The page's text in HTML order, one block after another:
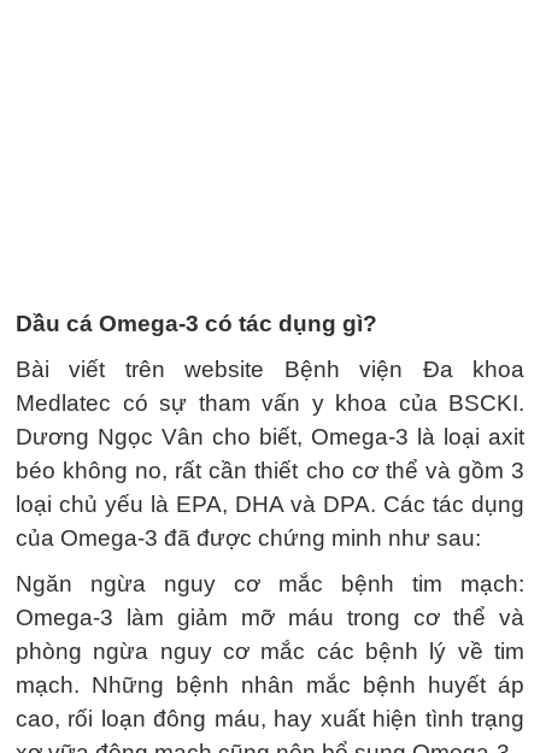
Dầu cá Omega-3 có tác dụng gì?
Bài viết trên website Bệnh viện Đa khoa
Medlatec có sự tham vấn y khoa của BSCKI.
Dương Ngọc Vân cho biết, Omega-3 là loại axit
béo không no, rất cần thiết cho cơ thể và gồm 3
loại chủ yếu là EPA, DHA và DPA. Các tác dụng
của Omega-3 đã được chứng minh như sau:
Ngăn ngừa nguy cơ mắc bệnh tim mạch:
Omega-3 làm giảm mỡ máu trong cơ thể và
phòng ngừa nguy cơ mắc các bệnh lý về tim
mạch. Những bệnh nhân mắc bệnh huyết áp
cao, rối loạn đông máu, hay xuất hiện tình trạng